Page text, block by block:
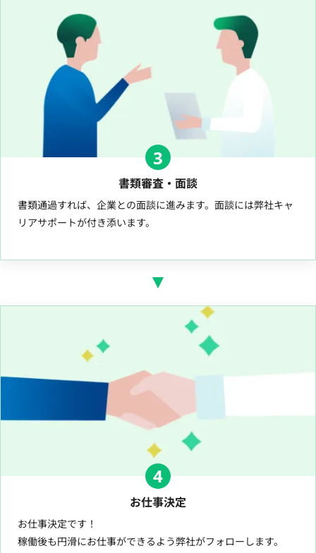
3
書類審査・面談
書類通過すれば、企業との面談に進みます。面談には弊社キャ
リアサポートが付き添います。
4
お仕事決定
お仕事決定です！
稼働後も円滑にお仕事ができるよう弊社がフォローします。